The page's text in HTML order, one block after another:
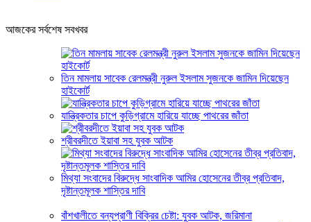
আজকের সর্বশেষ সবখবর
তিন মামলায় সাবেক রেলমন্ত্রী নুরুল ইসলাম সুজনকে জামিন দিয়েছেন
হাইকোর্ট
যান্ত্রিকতার চাপে কুড়িগ্রামে হারিয়ে যাচ্ছে পাথরের জাঁতা
শ্রীবরদীতে ইয়াবা সহ যুবক আটক
মিথ্যা সংবাদের বিরুদ্ধে সাংবাদিক আমির হোসেনের তীব্র প্রতিবাদ,
দৃষ্টান্তমূলক শাস্তির দাবি
বাঁশখালীতে বন্যপ্রাণী বিক্রির চেষ্টা: যুবক আটক, জরিমানা